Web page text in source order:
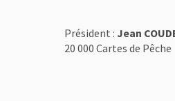
Président : Jean
20 000 Cartes de Pêche